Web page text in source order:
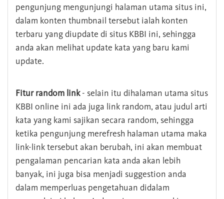
pengunjung mengunjungi halaman utama situs ini,
dalam konten thumbnail tersebut ialah konten
terbaru yang diupdate di situs KBBI ini, sehingga
anda akan melihat update kata yang baru kami
update.
Fitur random link- selain itu dihalaman utama situs
KBBI online ini ada juga link random, atau judul arti
kata yang kami sajikan secara random, sehingga
ketika pengunjung merefresh halaman utama maka
link-link tersebut akan berubah, ini akan membuat
pengalaman pencarian kata anda akan lebih
banyak, ini juga bisa menjadi suggestion anda
dalam memperluas pengetahuan didalam